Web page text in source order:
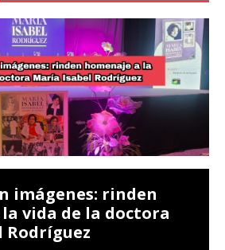
imágenes: rinden
vida de la doctora
Rodríguez